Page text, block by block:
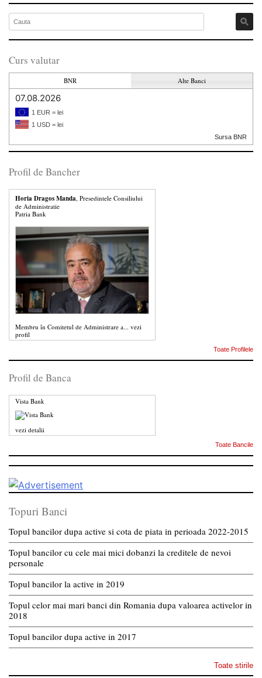
Curs valutar
BNR Alte Banci
07.08.2026
1 EUR = lei
1 USD = lei
Sursa BNR
Profil de Bancher
Horia Dragos Manda , Presedintele Consiliului
de Administratie
Patria Bank
Membru în Comitetul de Administrare a... vezi
profil
Toate Profilele
Profil de Banca
Vista Bank
vezi detalii
Toate Bancile
Topuri Banci
Topul bancilor dupa active si cota de piata in perioada 2022-2015
Topul bancilor cu cele mai mici dobanzi la creditele de nevoi
personale
Topul bancilor la active in 2019
Topul celor mai mari banci din Romania dupa valoarea activelor in
2018
Topul bancilor dupa active in 2017
Toate stirile